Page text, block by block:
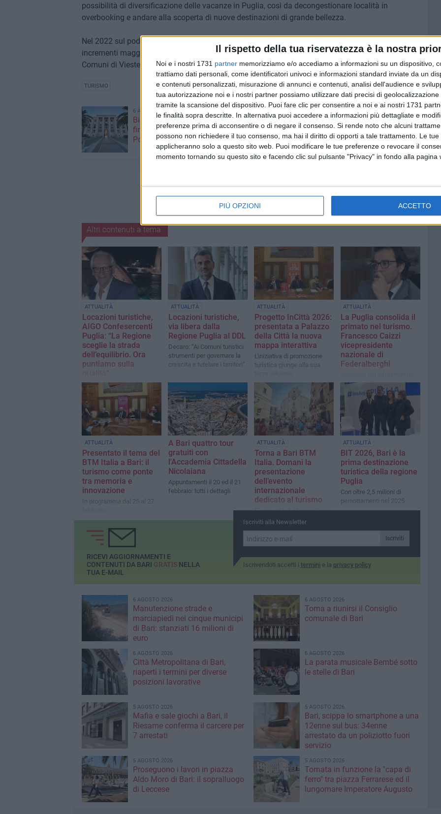
Il rispetto della tua riservatezza è la nostra
Noi e i nostri 1731 partner memorizziamo e/o accediamo a informazioni su un dispositivo,
trattiamo dati personali, come identificatori univoci e informazioni standard inviate da un
e contenuti personalizzati, misurazione di annunci e contenuti, analisi dell'audience e
tua autorizzazione noi e i nostri partner possiamo utilizzare dati precisi di
tramite la scansione del dispositivo. Puoi fare clic per consentire a noi e ai nostri 1731
le finalità sopra descritte. In alternativa puoi accedere a informazioni più dettagliate e
preferenze prima di acconsentire o di negare il consenso. Si rende noto che alcuni
possono non richiedere il tuo consenso, ma hai il diritto di opporti a tale trattamento. Le
applicheranno solo a questo sito web. Puoi modificare le tue preferenze o revocare il
momento tornando su questo sito e facendo clic sul pulsante "Privacy" in fondo alla pagina
PIÙ OPZIONI ACCETTO
possibilità di diversificazione delle vacanze in Puglia, così da decongestionare località in
overbooking e andare alla scoperta di nuove destinazioni di grande bellezza.
Nel 2022 sul podio delle destinazioni per incoming (arrivi) si collocano Bari, Vieste e Lecce. Gli
incrementi maggiori, con oltre 10mila turisti in più rispetto al 2019, sono stati registrati dai
Comuni di Vieste, Ostuni, Monopoli, Ugento, Polignano e Gallipoli.
TURISMO
6 AGOSTO 2026
Bimba di 6 anni precipita dalla
finestra di casa: è grave al
Policlinico di Bari
6 AGOSTO 2026
Movida e sicurezza a Bari,
proseguono i controlli
straordinari del territorio della
Polizia di Stato
Altri contenuti a tema
ATTUALITÀ
Locazioni turistiche,
AIGO Confesercenti
Puglia: “La Regione
sceglie la strada
dell’equilibrio. Ora
puntiamo sulla
Piccirillo: "Abbiamo bisogno
di qualità ed organizzazione"
ATTUALITÀ
Locazioni turistiche,
via libera dalla
Regione Puglia al DDL
Decaro: “Ai Comuni turistici
strumenti per governare la
crescita e tutelare i territori”
ATTUALITÀ
Progetto InCittà 2026:
presentata a Palazzo
della Città la nuova
mappa interattiva
L'iniziativa di promozione
turistica giunge alla sua
ATTUALITÀ
La Puglia consolida il
primato nel turismo.
Francesco Caizzi
vicepresidente
nazionale di
Federalberghi
meno abusivismo e una
strategia per difendere la
competitività del turismo»
ATTUALITÀ
Presentato il tema del
BTM Italia a Bari: il
turismo come ponte
tra memoria e
innovazione
In programma dal 25 al 27
A Bari quattro tour
gratuiti con
l'Accademia Cittadella
Nicolaiana
Appuntamenti il 20 ed il 21
febbraio: tutti i dettagli
ATTUALITÀ
Torna a Bari BTM
Italia. Domani la
presentazione
dell’evento
internazionale
dedicato al turismo
E' un punto di riferimento per
operatori, istituzioni e buyer
turistico‑ricettiva
ATTUALITÀ
BIT 2026, Bari è la
prima destinazione
turistica della regione
Puglia
Con oltre 2,5 milioni di
pernottamenti nel 2025
Iscriviti alla Newsletter
Iscriviti
Iscrivendoti accetti i termini e la privacy policy
RICEVI AGGIORNAMENTI E
CONTENUTI DA BARI GRATISNELLA
TUA E-MAIL
6 AGOSTO 2026
Manutenzione strade e
marciapiedi nei cinque municipi
di Bari: stanziati 16 milioni di
euro
6 AGOSTO 2026
Torna a riunirsi il Consiglio
comunale di Bari
6 AGOSTO 2026
Città Metropolitana di Bari,
riaperti i termini per diverse
posizioni lavorative
6 AGOSTO 2026
La parata musicale Bembé sotto
le stelle di Bari
5 AGOSTO 2026
Mafia e sale giochi a Bari, il
Riesame conferma il carcere per
7 arrestati
5 AGOSTO 2026
Bari, scippa lo smartphone a una
12enne sul bus: 34enne
arrestato da un poliziotto fuori
servizio
5 AGOSTO 2026
Proseguono i lavori in piazza
Aldo Moro di Bari: il sopralluogo
di Leccese
5 AGOSTO 2026
Tornata in funzione la "capa di
ferro" tra piazza Ferrarese ed il
lungomare Imperatore Augusto